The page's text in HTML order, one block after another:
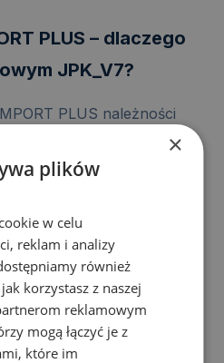
PLUS – dlaczego
JPK_V7?
PLUS należności
są dopiero na etapie
Aby legalnie
przedsiębiorca musi
pliku JPK_V7 poprawny
zgłoszenia, co
przy procedurach
a uzupełniające
×
plików
w celu
reklam i analizy
również
korzystasz z naszej
reklamowym
mogą łączyć je z
które im